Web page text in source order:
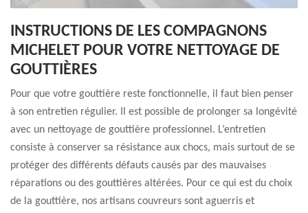
INSTRUCTIONS DE LES COMPAGNONS
MICHELET POUR VOTRE NETTOYAGE DE
GOUTTIÈRES
Pour que votre gouttière reste fonctionnelle, il faut bien penser
à son entretien régulier. Il est possible de prolonger sa longévité
avec un nettoyage de gouttière professionnel. L’entretien
consiste à conserver sa résistance aux chocs, mais surtout de se
protéger des différents défauts causés par des mauvaises
réparations ou des gouttières altérées. Pour ce qui est du choix
de la gouttière, nos artisans couvreurs sont aguerris et